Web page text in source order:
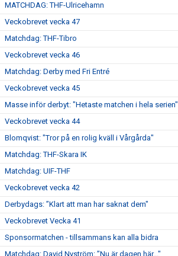
MATCHDAG: THF-Ulricehamn
Veckobrevet vecka 47
Matchdag: THF-Tibro
Veckobrevet vecka 46
Matchdag: Derby med Fri Entré
Veckobrevet vecka 45
Masse inför derbyt: "Hetaste matchen i hela serien"
Veckobrevet vecka 44
Blomqvist: "Tror på en rolig kväll i Vårgårda"
Matchdag: THF-Skara IK
Matchdag: UIF-THF
Veckobrevet vecka 42
Derbydags: ”Klart att man har saknat dem"
Veckobrevet Vecka 41
Sponsormatchen - tillsammans kan alla bidra
Matchdag: David Nyström: ”Nu är dagen här..."